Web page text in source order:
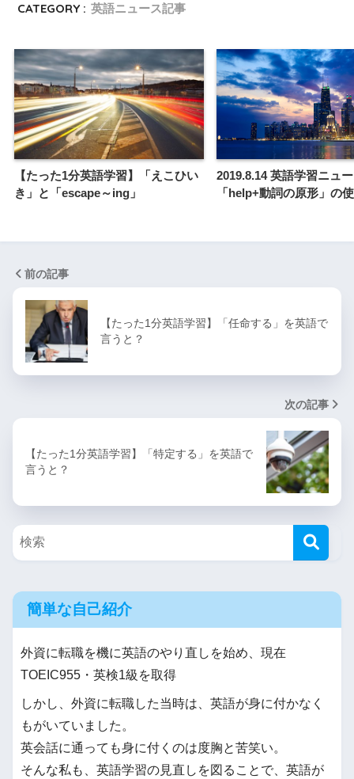
CATEGORY : 英語ニュース記事
【たった1分英語学習】「えこひい
き」と「escape～ing」
2019.8.14 英語学習ニュ
「help+動詞の原形」の
前の記事
【たった1分英語学習】「任命する」を英語で
言うと？
次の記事
【たった1分英語学習】「特定する」を英語で
言うと？
簡単な自己紹介
外資に転職を機に英語のやり直しを始め、現在
TOEIC955・英検1級を取得
しかし、外資に転職した当時は、英語が身に付かなく
もがいていました。
英会話に通っても身に付くのは度胸と苦笑い。
そんな私も、英語学習の見直しを図ることで、英語が